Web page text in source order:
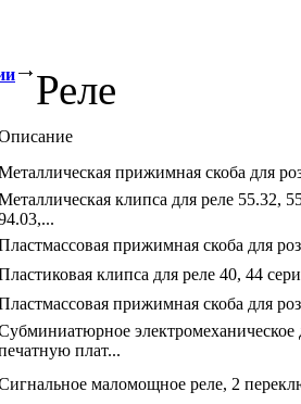
Реле
прижимная скоба для
клипса для реле 55.32,
прижимная скоба для
клипса для реле 40, 44
прижимная скоба для
электромеханическое
плат...
маломощное реле, 2